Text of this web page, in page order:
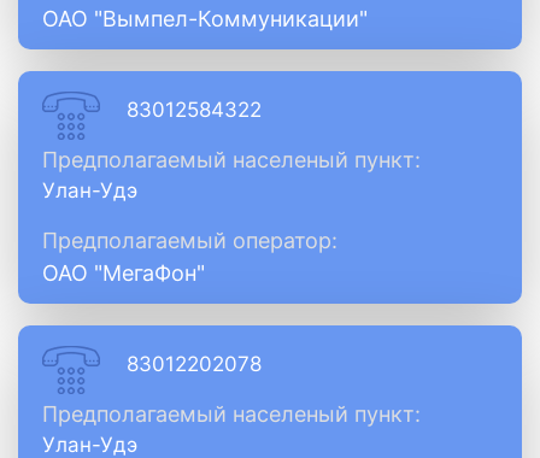
ОАО "Вымпел-Коммуникации"
83012584322
Предполагаемый населеный пункт:
Улан-Удэ
Предполагаемый оператор:
ОАО "МегаФон"
83012202078
Предполагаемый населеный пункт:
Улан-Удэ